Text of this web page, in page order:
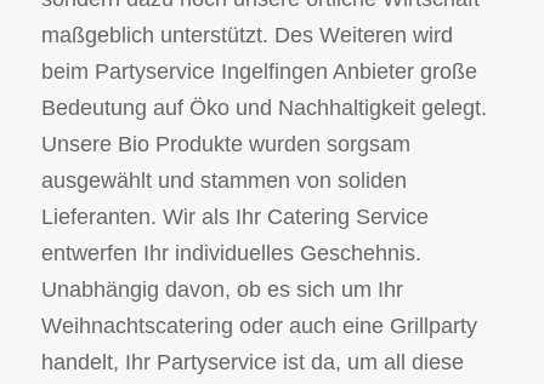
maßgeblich unterstützt. Des Weiteren wird
beim Partyservice Ingelfingen Anbieter große
Bedeutung auf Öko und Nachhaltigkeit gelegt.
Unsere Bio Produkte wurden sorgsam
ausgewählt und stammen von soliden
Lieferanten. Wir als Ihr Catering Service
entwerfen Ihr individuelles Geschehnis.
Unabhängig davon, ob es sich um Ihr
Weihnachtscatering oder auch eine Grillparty
handelt, Ihr Partyservice ist da, um all diese